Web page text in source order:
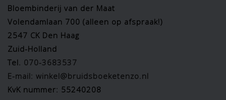
Bloembinderij van der Maat
Volendamlaan 700 (alleen op afspraak!)
2547 CK Den Haag
Zuid-Holland
Tel. 070-3683537
E-mail: winkel@bruidsboeketenzo.nl
KvK nummer: 55240208